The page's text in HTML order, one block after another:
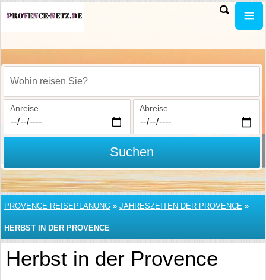
Wohin reisen Sie?
Anreise Abreise
Suchen
PROVENCE REISEPLANUNG » JAHRESZEITEN DER PROVENCE »
HERBST IN DER PROVENCE
Herbst in der Provence